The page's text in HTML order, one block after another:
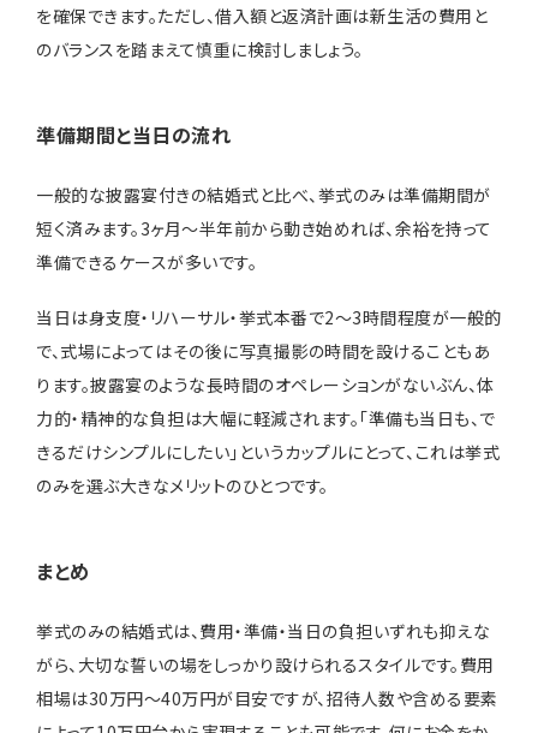
を確保できます。ただし、借入額と返済計画は新生活の費用と
のバランスを踏まえて慎重に検討しましょう。
準備期間と当日の流れ
一般的な披露宴付きの結婚式と比べ、挙式のみは準備期間が
短く済みます。3ヶ月〜半年前から動き始めれば、余裕を持って
準備できるケースが多いです。
当日は身支度・リハーサル・挙式本番で2〜3時間程度が一般的
で、式場によってはその後に写真撮影の時間を設けることもあ
ります。披露宴のような長時間のオペレーションがないぶん、体
力的・精神的な負担は大幅に軽減されます。「準備も当日も、で
きるだけシンプルにしたい」というカップルにとって、これは挙式
のみを選ぶ大きなメリットのひとつです。
まとめ
挙式のみの結婚式は、費用・準備・当日の負担いずれも抑えな
がら、大切な誓いの場をしっかり設けられるスタイルです。費用
相場は30万円〜40万円が目安ですが、招待人数や含める要素